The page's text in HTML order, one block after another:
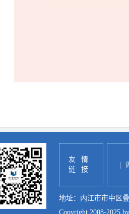
友情
链接
地址：内江市市中区
Copyright 2008-2025